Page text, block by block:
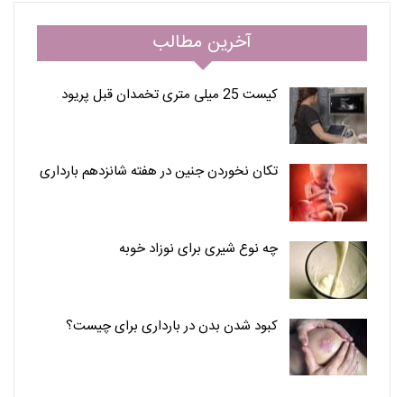
آخرین مطالب
کیست 25 میلی متری تخمدان قبل پریود
تکان نخوردن جنین در هفته شانزدهم بارداری
چه نوع شیری برای نوزاد خوبه
کبود شدن بدن در بارداری برای چیست؟